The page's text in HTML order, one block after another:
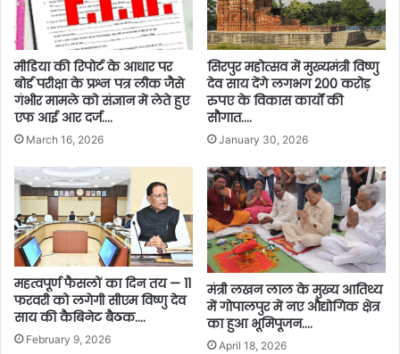
मीडिया की रिपोर्ट के आधार पर
बोर्ड परीक्षा के प्रश्न पत्र लीक जैसे
गंभीर मामले को संज्ञान में लेते हुए
एफ आई आर दर्ज….
March 16, 2026
सिरपुर महोत्सव में मुख्यमंत्री विष्णु
देव साय देंगे लगभग 200 करोड़
रुपए के विकास कार्यों की
सौगात….
January 30, 2026
महत्वपूर्ण फैसलों का दिन तय — 11
फरवरी को लगेगी सीएम विष्णु देव
साय की कैबिनेट बैठक….
February 9, 2026
मंत्री लखन लाल के मुख्य आतिथ्य
में गोपालपुर में नए औद्योगिक क्षेत्र
का हुआ भूमिपूजन….
April 18, 2026